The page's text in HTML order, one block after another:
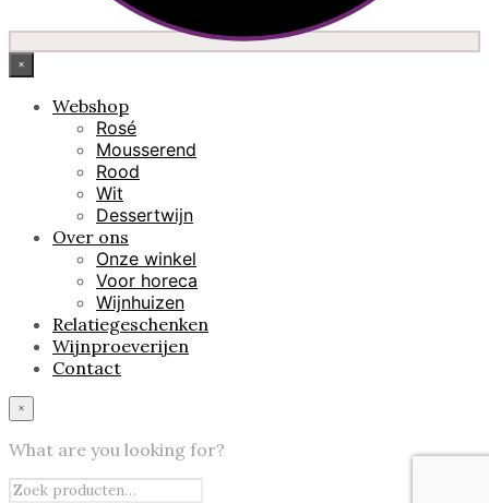
×
Webshop
Rosé
Mousserend
Rood
Wit
Dessertwijn
Over ons
Onze winkel
Voor horeca
Wijnhuizen
Relatiegeschenken
Wijnproeverijen
Contact
×
What are you looking for?